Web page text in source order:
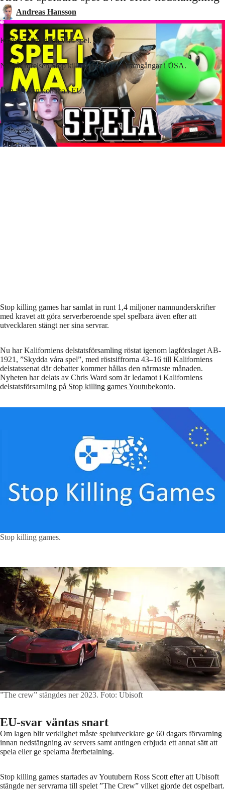
Andreas Hansson
Kravet: Sluta döda våra spel.
Nu når rörelsen Stop killing games nya framgångar i USA.
Och fler kan komma i EU.
Stop killing games har samlat in runt 1,4 miljoner namnunderskrifter
med kravet att göra serverberoende spel spelbara även efter att
utvecklaren stängt ner sina servrar.
Nu har Kaliforniens delstatsförsamling röstat igenom lagförslaget AB-
1921, ”Skydda våra spel”, med röstsiffrorna 43–16 till Kaliforniens
delstatssenat där debatter kommer hållas den närmaste månaden.
Nyheten har delats av Chris Ward som är ledamot i Kaliforniens
delstatsförsamling på Stop killing games Youtubekonto.
Stop killing games.
”The crew” stängdes ner 2023. Foto: Ubisoft
EU-svar väntas snart
Om lagen blir verklighet måste spelutvecklare ge 60 dagars förvarning
innan nedstängning av servers samt antingen erbjuda ett annat sätt att
spela eller ge spelarna återbetalning.
Stop killing games startades av Youtubern Ross Scott efter att Ubisoft
stängde ner servrarna till spelet ”The Crew” vilket gjorde det ospelbart.